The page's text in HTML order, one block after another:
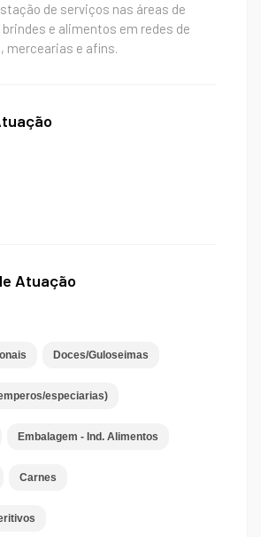
de serviços nas áreas de
e alimentos em redes de
mercearias e afins.
Atuação
Doces/Guloseimas
especiarias)
Embalagem - Ind. Alimentos
Carnes